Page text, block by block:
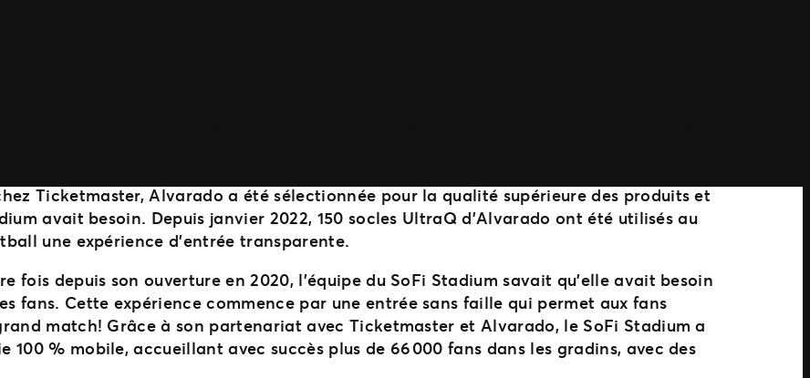
Ticketmaster, Alvarado a été sélectionnée pour la qualité supérieure des produits et
avait besoin. Depuis janvier 2022, 150 socles UltraQ d’Alvarado ont été utilisés au
une expérience d’entrée transparente.
fois depuis son ouverture en 2020, l’équipe du SoFi Stadium savait qu’elle avait besoin
fans. Cette expérience commence par une entrée sans faille qui permet aux fans
match! Grâce à son partenariat avec Ticketmaster et Alvarado, le SoFi Stadium a
% mobile, accueillant avec succès plus de 66 000 fans dans les gradins, avec des